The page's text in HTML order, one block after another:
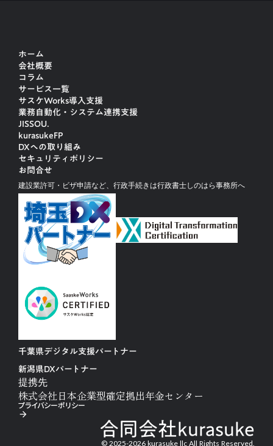
ホーム
会社概要
コラム
サービス一覧
サスケWorks導入支援
業務自動化・システム連携支援
JISSOU.
kurasukeFP
DXへの取り組み
セキュリティポリシー
お問合せ
建設業許可・ビザ申請など、行政手続きは行政書士しのはら事務所へ
千葉県デジタル支援パートナー
新潟県DXパートナー
提携先
株式会社日本企業型確定拠出年金センター
合同会社kurasuke
© 2025-2026 kurasuke llc All Rights Reserved.
プライバシーポリシー
arrow_forward